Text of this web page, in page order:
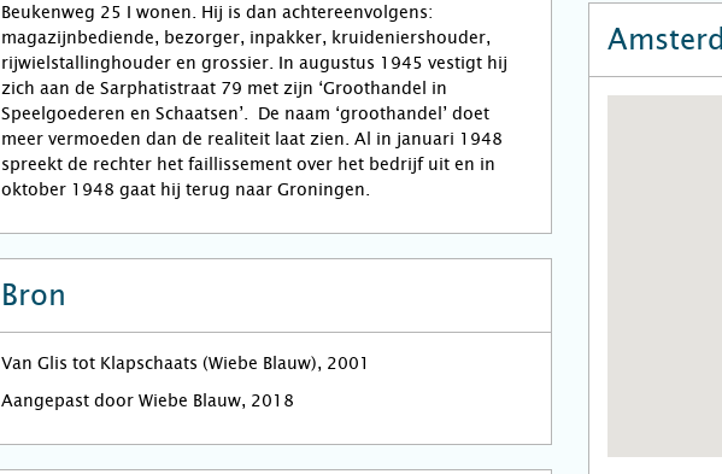
Beukenweg 25 I wonen. Hij is dan achtereenvolgens:
magazijnbediende, bezorger, inpakker, kruideniershouder,
rijwielstallinghouder en grossier. In augustus 1945 vestigt hij
zich aan de Sarphatistraat 79 met zijn ‘Groothandel in
Speelgoederen en Schaatsen’. De naam ‘groothandel’ doet
meer vermoeden dan de realiteit laat zien. Al in januari 1948
spreekt de rechter het faillissement over het bedrijf uit en in
oktober 1948 gaat hij terug naar Groningen.
Bron
Van Glis tot Klapschaats (Wiebe Blauw), 2001
Aangepast door Wiebe Blauw, 2018